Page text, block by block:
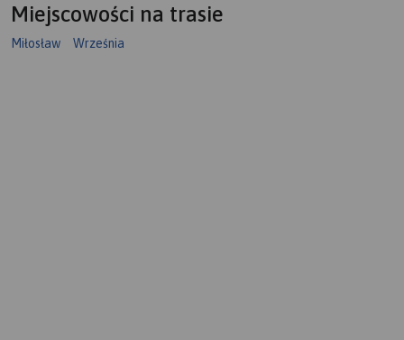
Miejscowości na trasie
Miłosław Września